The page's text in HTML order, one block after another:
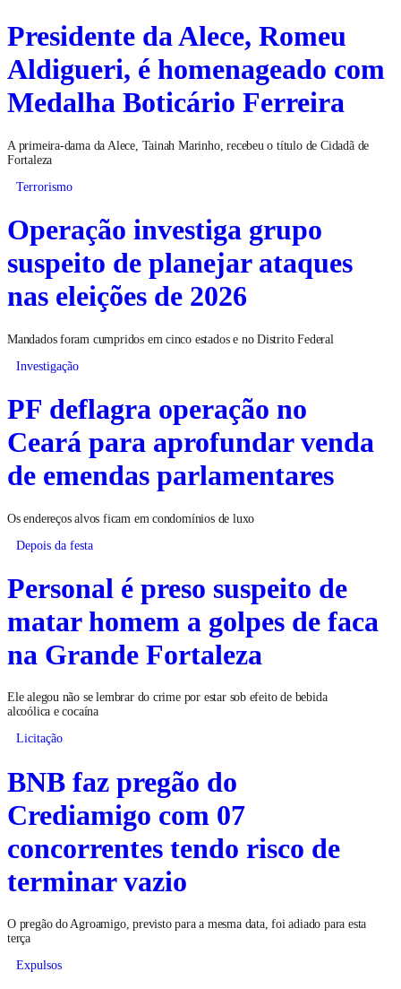
Presidente da Alece, Romeu
Aldigueri, é homenageado com
Medalha Boticário Ferreira
A primeira-dama da Alece, Tainah Marinho, recebeu o título de Cidadã de
Fortaleza
Terrorismo
Operação investiga grupo
suspeito de planejar ataques
nas eleições de 2026
Mandados foram cumpridos em cinco estados e no Distrito Federal
Investigação
PF deflagra operação no
Ceará para aprofundar venda
de emendas parlamentares
Os endereços alvos ficam em condomínios de luxo
Depois da festa
Personal é preso suspeito de
matar homem a golpes de faca
na Grande Fortaleza
Ele alegou não se lembrar do crime por estar sob efeito de bebida
alcoólica e cocaína
Licitação
BNB faz pregão do
Crediamigo com 07
concorrentes tendo risco de
terminar vazio
O pregão do Agroamigo, previsto para a mesma data, foi adiado para esta
terça
Expulsos